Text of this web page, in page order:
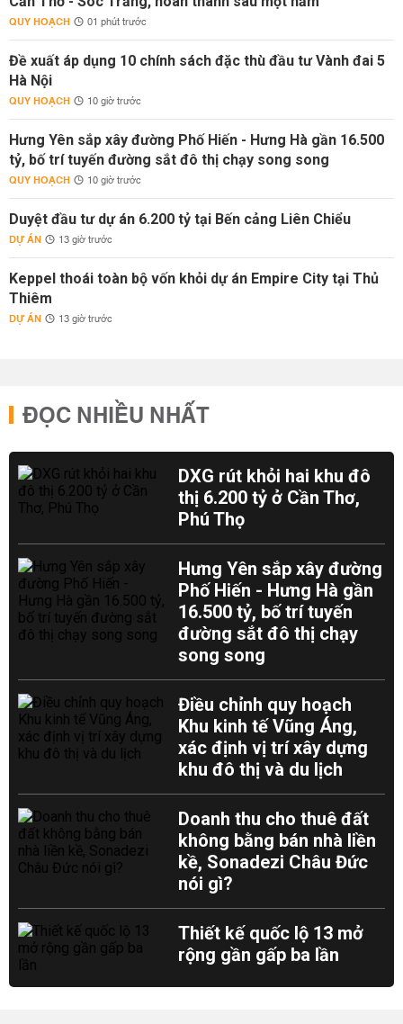
QUY HOẠCH 01 phút trước
Đề xuất áp dụng 10 chính sách đặc thù đầu tư Vành đai 5
Hà Nội
QUY HOẠCH 10 giờ trước
Hưng Yên sắp xây đường Phố Hiến - Hưng Hà gần 16.500
tỷ, bố trí tuyến đường sắt đô thị chạy song song
QUY HOẠCH 10 giờ trước
Duyệt đầu tư dự án 6.200 tỷ tại Bến cảng Liên Chiểu
DỰ ÁN 13 giờ trước
Keppel thoái toàn bộ vốn khỏi dự án Empire City tại Thủ
Thiêm
DỰ ÁN 13 giờ trước
ĐỌC NHIỀU NHẤT
DXG rút khỏi hai khu đô
thị 6.200 tỷ ở Cần Thơ,
Phú Thọ
Hưng Yên sắp xây đường
Phố Hiến - Hưng Hà gần
16.500 tỷ, bố trí tuyến
đường sắt đô thị chạy
song song
Điều chỉnh quy hoạch
Khu kinh tế Vũng Áng,
xác định vị trí xây dựng
khu đô thị và du lịch
Doanh thu cho thuê đất
không bằng bán nhà liền
kề, Sonadezi Châu Đức
nói gì?
Thiết kế quốc lộ 13 mở
rộng gần gấp ba lần